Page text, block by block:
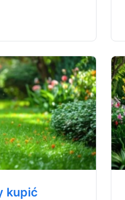
kupić